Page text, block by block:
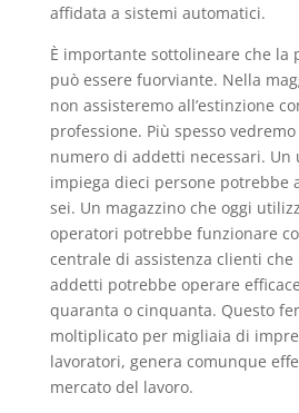
affidata a sistemi automatici.
È importante sottolineare che la
può essere fuorviante. Nella
non assisteremo all’estinzione
professione. Più spesso
numero di addetti necessari. Un
impiega dieci persone potrebbe
sei. Un magazzino che oggi
operatori potrebbe funzionare
centrale di assistenza clienti che
addetti potrebbe operare
quaranta o cinquanta. Questo
moltiplicato per migliaia di
lavoratori, genera comunque
mercato del lavoro.